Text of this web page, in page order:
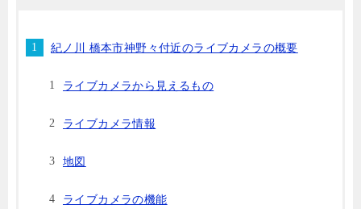
紀ノ川 橋本市神野々付近のライブカメラの概要
ライブカメラから見えるもの
ライブカメラ情報
地図
ライブカメラの機能